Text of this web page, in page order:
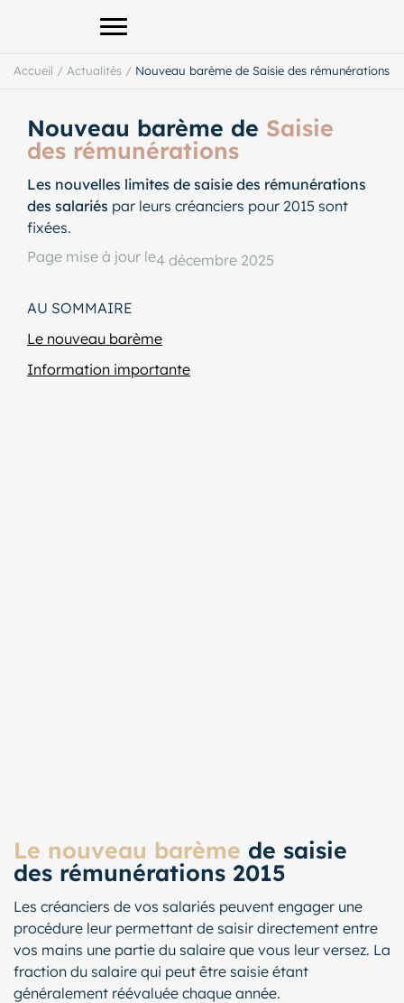
Afficher le menu principal
Accueil / Actualités / Nouveau barème de Saisie des rémunérations
Nouveau barème de Saisie
des rémunérations
Les nouvelles limites de saisie des rémunérations
des salariés par leurs créanciers pour 2015 sont
fixées.
Page mise à jour le4 décembre 2025
AU SOMMAIRE
Le nouveau barème
Information importante
Le nouveau barème de saisie
des rémunérations 2015
Les créanciers de vos salariés peuvent engager une
procédure leur permettant de saisir directement entre
vos mains une partie du salaire que vous leur versez. La
fraction du salaire qui peut être saisie étant
généralement réévaluée chaque année.